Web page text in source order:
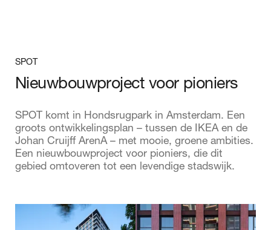
SPOT
Nieuwbouwproject voor pioniers
SPOT komt in Hondsrugpark in Amsterdam. Een
groots ontwikkelingsplan – tussen de IKEA en de
Johan Cruijff ArenA – met mooie, groene ambities.
Een nieuwbouwproject voor pioniers, die dit
gebied omtoveren tot een levendige stadswijk.